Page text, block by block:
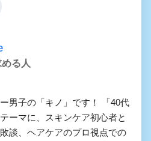
る人
男子の「キノ」です！ 「40代
ーマに、スキンケア初心者と
談、ヘアケアのプロ視点での